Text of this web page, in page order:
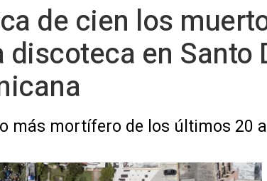
de cien los
discoteca en Santo
más mortífero de los últimos 20